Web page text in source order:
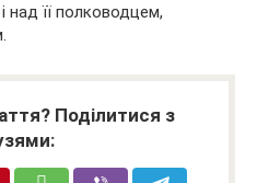
над її полководцем,
Поділитися з